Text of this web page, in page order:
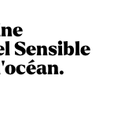
Sensible